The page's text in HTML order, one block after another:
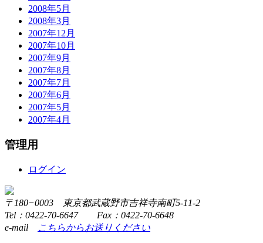
2008年5月
2008年3月
2007年12月
2007年10月
2007年9月
2007年8月
2007年7月
2007年6月
2007年5月
2007年4月
管理用
ログイン
〒180−0003 東京都武蔵野市吉祥寺南町5-11-2
Tel：0422-70-6647 Fax：0422-70-6648
e-mail
こちらからお送りください